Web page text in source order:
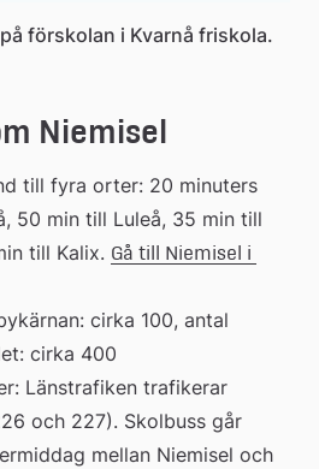
förskolan i Kvarnå friskola.
Niemisel
till fyra orter: 20 minuters
50 min till Luleå, 35 min till
till Kalix. Gå till Niemisel i
cirka 100, antal
cirka 400
Länstrafiken trafikerar
och 227). Skolbuss går
mellan Niemisel och